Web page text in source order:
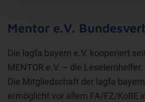
Mentor e.V.
Die lagfa bayern e.V. kooperiert
MENTOR e.V. – die Leselernhelfer.
Die Mitgliedschaft der lagfa bayern
ermöglicht vor allem FA/FZ/KoBE